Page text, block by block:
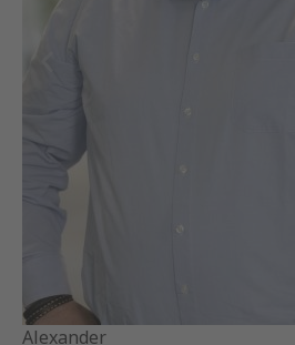
Anna-Lena